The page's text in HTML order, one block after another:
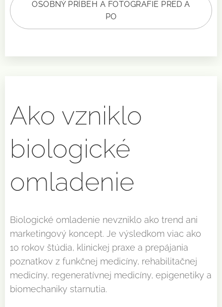
OSOBNÝ PRÍBEH A FOTOGRAFIE PRED A
PO
Ako vzniklo
biologické
omladenie
Biologické omladenie nevzniklo ako trend ani
marketingový koncept. Je výsledkom viac ako
10 rokov štúdia, klinickej praxe a prepájania
poznatkov z funkčnej medicíny, rehabilitačnej
medicíny, regeneratívnej medicíny, epigenetiky a
biomechaniky starnutia.